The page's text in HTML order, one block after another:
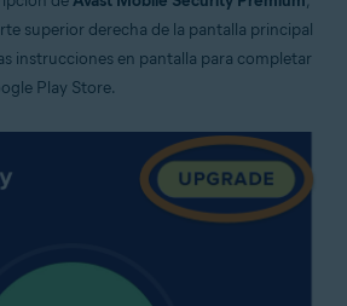
superior derecha de la pantalla principal
instrucciones en pantalla para completar
Play Store.